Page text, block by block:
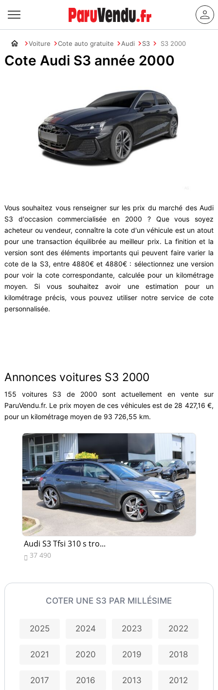
Voiture Cote auto gratuite Audi S3 S3 2000
Cote Audi S3 année 2000
Vous souhaitez vous renseigner sur les prix du marché des Audi
S3 d'occasion commercialisée en 2000 ? Que vous soyez
acheteur ou vendeur, connaître la cote d'un véhicule est un atout
pour une transaction équilibrée au meilleur prix. La finition et la
version sont des éléments importants qui peuvent faire varier la
cote de la S3, entre 4880€ et 4880€ : sélectionnez une version
pour voir la cote correspondante, calculée pour un kilométrage
moyen. Si vous souhaitez avoir une estimation pour un
kilométrage précis, vous pouvez utiliser notre service de cote
personnalisée.
Annonces voitures S3 2000
155 voitures S3 de 2000 sont actuellement en vente sur
ParuVendu.fr. Le prix moyen de ces véhicules est de 28 427,16 €,
pour un kilométrage moyen de 93 726,55 km.
Audi S3 Tfsi 310 s tro...
 37 490
COTER UNE S3 PAR MILLÉSIME
2025 2024 2023 2022
2021 2020 2019 2018
2017 2016 2013 2012